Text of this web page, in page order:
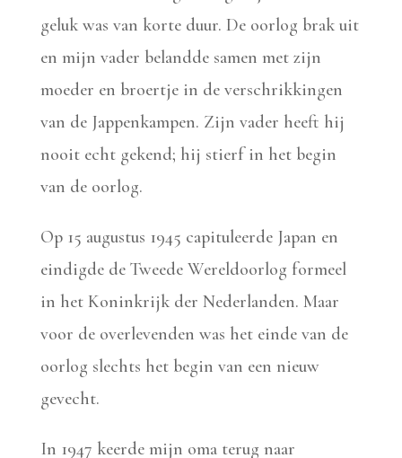
geluk was van korte duur. De oorlog brak uit
en mijn vader belandde samen met zijn
moeder en broertje in de verschrikkingen
van de Jappenkampen. Zijn vader heeft hij
nooit echt gekend; hij stierf in het begin
van de oorlog.
Op 15 augustus 1945 capituleerde Japan en
eindigde de Tweede Wereldoorlog formeel
in het Koninkrijk der Nederlanden. Maar
voor de overlevenden was het einde van de
oorlog slechts het begin van een nieuw
gevecht.
In 1947 keerde mijn oma terug naar